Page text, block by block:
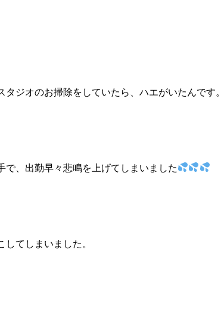
ジオのお掃除をしていたら、ハエがいたんです。
で、出勤早々悲鳴を上げてしまいました
てしまいました。